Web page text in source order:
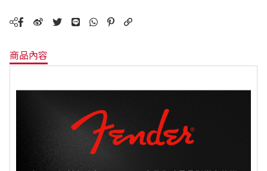
商品內容